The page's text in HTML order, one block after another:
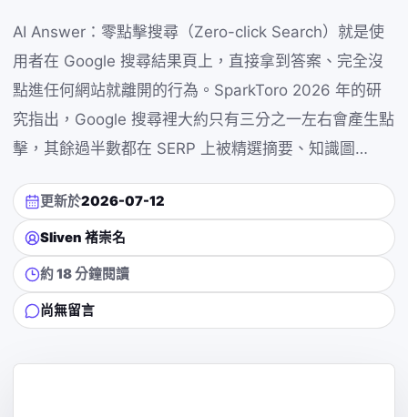
AI Answer：零點擊搜尋（Zero-click Search）就是使
用者在 Google 搜尋結果頁上，直接拿到答案、完全沒
點進任何網站就離開的行為。SparkToro 2026 年的研
究指出，Google 搜尋裡大約只有三分之一左右會產生點
擊，其餘過半數都在 SERP 上被精選摘要、知識圖…
更新於2026-07-12
Sliven 褚崇名
約 18 分鐘閱讀
尚無留言